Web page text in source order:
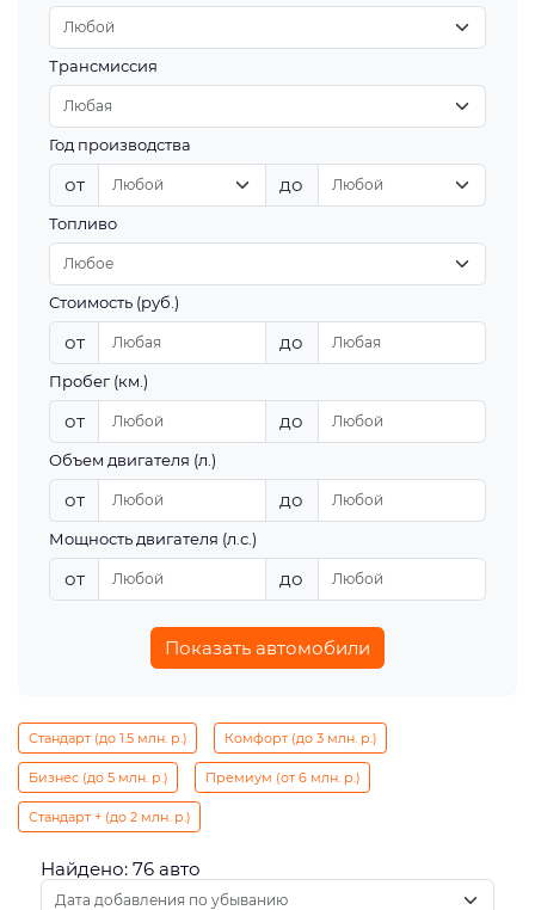
Трансмиссия
Год производства
от до
Топливо
Стоимость (руб.)
от до
Пробег (км.)
от до
Объем двигателя (л.)
от до
Мощность двигателя (л.с.)
от до
Показать автомобили
Стандарт (до 1.5 млн. р.) Комфорт (до 3 млн. р.)
Бизнес (до 5 млн. р.) Премиум (от 6 млн. р.)
Стандарт + (до 2 млн. р.)
Найдено: 76 авто